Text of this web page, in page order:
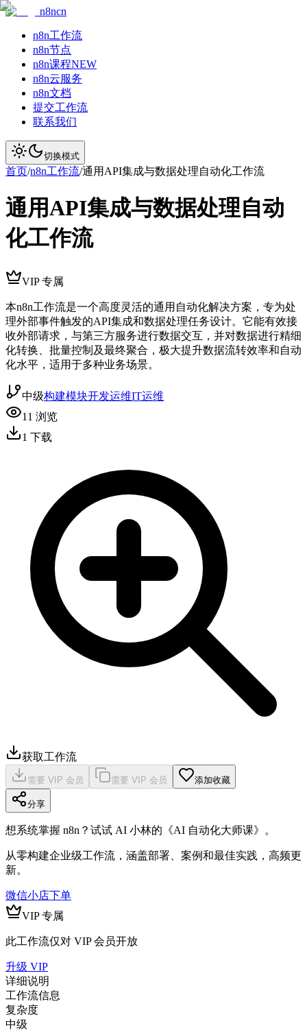
n8ncn
n8n工作流
n8n节点
n8n课程NEW
n8n云服务
n8n文档
提交工作流
联系我们
切换模式
首页/n8n工作流/通用API集成与数据处理自动化工作流
通用API集成与数据处理自动
化工作流
VIP 专属
本n8n工作流是一个高度灵活的通用自动化解决方案，专为处
理外部事件触发的API集成和数据处理任务设计。它能有效接
收外部请求，与第三方服务进行数据交互，并对数据进行精细
化转换、批量控制及最终聚合，极大提升数据流转效率和自动
化水平，适用于多种业务场景。
中级构建模块开发运维IT运维
11 浏览
1 下载
获取工作流
需要 VIP 会员 需要 VIP 会员 添加收藏
分享
想系统掌握 n8n？试试 AI 小林的《AI 自动化大师课》。
从零构建企业级工作流，涵盖部署、案例和最佳实践，高频更
新。
微信小店下单
VIP 专属
此工作流仅对 VIP 会员开放
升级 VIP
详细说明
工作流信息
复杂度
中级